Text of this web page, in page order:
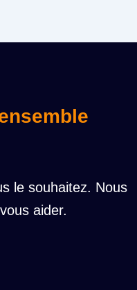
le souhaitez. Nous
aider.